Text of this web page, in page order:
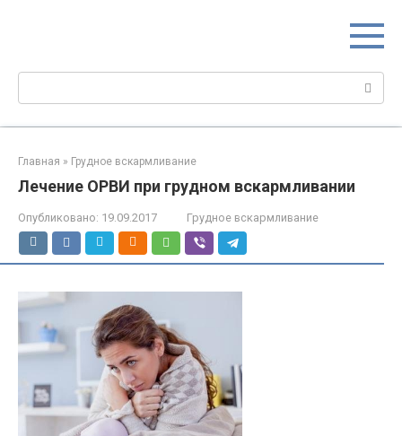
Поиск:
Главная » Грудное вскармливание
Лечение ОРВИ при грудном вскармливании
Опубликовано: 19.09.2017 Грудное вскармливание